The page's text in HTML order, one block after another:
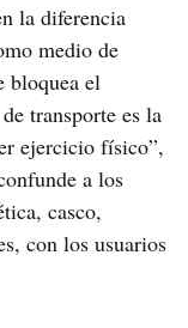
la diferencia
medio de
bloquea el
transporte es la
ejercicio físico”,
a los
casco,
con los usuarios